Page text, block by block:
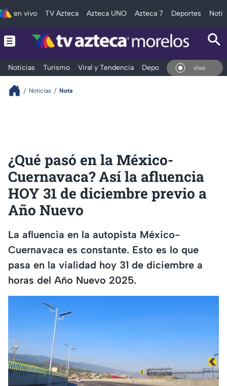
en vivo TV Azteca Azteca UNO Azteca 7 Deportes
Noticias Turismo Viral y Tendencia Deportes Espectáculos
En Vivo
Noticias Nota
¿Qué pasó en la México-
Cuernavaca? Así la afluencia
HOY 31 de diciembre previo a
Año Nuevo
La afluencia en la autopista México-
Cuernavaca es constante. Esto es lo que
pasa en la vialidad hoy 31 de diciembre a
horas del Año Nuevo 2025.